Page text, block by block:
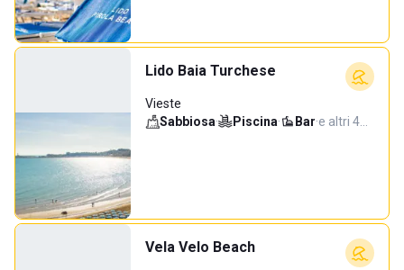
Lido Baia Turchese
Vieste
Sabbiosa· Piscina· Bar·e altri 4…
Vela Velo Beach